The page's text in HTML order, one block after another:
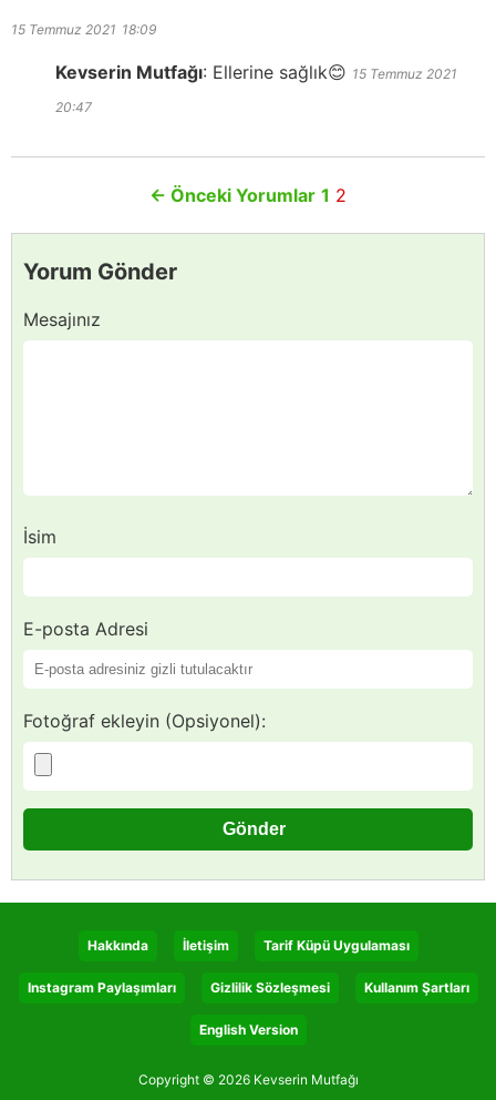
15 Temmuz 2021 18:09
Kevserin Mutfağı: Ellerine sağlık😊 15 Temmuz 2021
20:47
← Önceki Yorumlar 1 2
Yorum Gönder
Mesajınız
İsim
E-posta Adresi
Fotoğraf ekleyin (Opsiyonel):
Hakkında İletişim Tarif Küpü Uygulaması
Instagram Paylaşımları Gizlilik Sözleşmesi Kullanım Şartları
English Version
Copyright © 2026 Kevserin Mutfağı